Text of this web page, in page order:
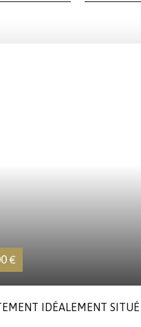
€
IDÉALEMENT SITUÉ